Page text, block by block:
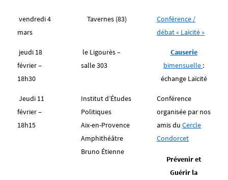
vendredi 4
mars
Tavernes (83)
Conférence /
débat « Laïcité »
jeudi 18
février –
18h30
le Ligourès –
salle 303
Causerie
bimensuelle :
échange Laïcité
Jeudi 11
février –
18h15
Institut d’Études
Politiques
Aix-en-Provence
Amphithéâtre
Bruno Étienne
Conférence
organisée par nos
amis du Cercle
Condorcet
Prévenir et
Guérir la